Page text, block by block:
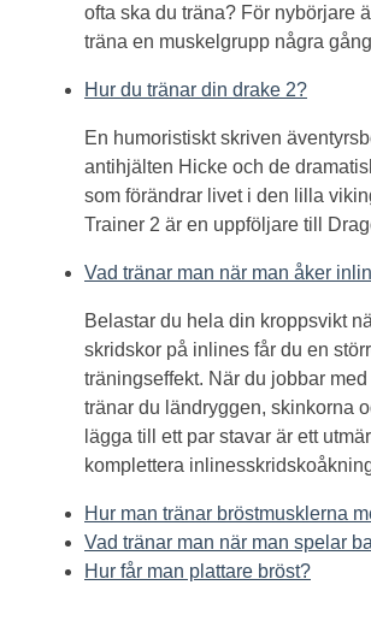
ofta ska du träna? För nybörjare
träna en muskelgrupp några
Hur du tränar din drake 2?
En humoristiskt skriven
antihjälten Hicke och de
som förändrar livet i den lilla
Trainer 2 är en uppföljare till
Vad tränar man när man åker
Belastar du hela din kroppsvikt
skridskor på inlines får du en
träningseffekt. När du jobbar
tränar du ländryggen, skinkorna
lägga till ett par stavar är ett
komplettera
Hur man tränar bröstmusklerna
Vad tränar man när man spelar
Hur får man plattare bröst?